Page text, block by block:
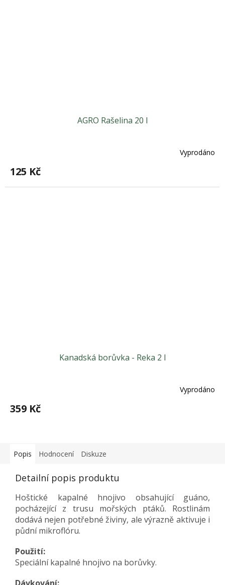
AGRO Rašelina 20 l
Vyprodáno
125 Kč
Kanadská borůvka - Reka 2 l
Vyprodáno
359 Kč
Popis Hodnocení Diskuze
Detailní popis produktu
Hoštické kapalné hnojivo obsahující guáno,
pocházející z trusu mořských ptáků. Rostlinám
dodává nejen potřebné živiny, ale výrazně aktivuje i
půdní mikroflóru.
Použití:
Speciální kapalné hnojivo na borůvky.